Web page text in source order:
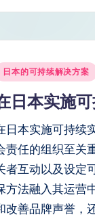
日本的可持续解决方案
日本实施
日本实施可持续
责任的组织至关
者互动以及设定
方法融入其运营
改善品牌声誉，